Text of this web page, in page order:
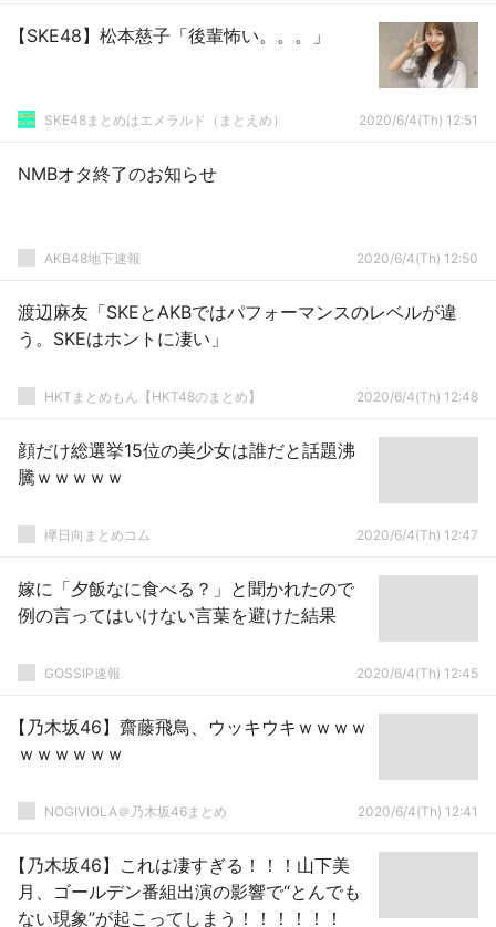
【SKE48】松本慈子「後輩怖い。。。」
SKE48まとめはエメラルド（まとえめ） 2020/6/4(Th) 12:51
NMBオタ終了のお知らせ
AKB48地下速報 2020/6/4(Th) 12:50
渡辺麻友「SKEとAKBではパフォーマンスのレベルが違
う。SKEはホントに凄い」
HKTまとめもん【HKT48のまとめ】 2020/6/4(Th) 12:48
顔だけ総選挙15位の美少女は誰だと話題沸
騰ｗｗｗｗｗ
欅日向まとめコム 2020/6/4(Th) 12:47
嫁に「夕飯なに食べる？」と聞かれたので
例の言ってはいけない言葉を避けた結果
GOSSIP速報 2020/6/4(Th) 12:45
【乃木坂46】齋藤飛鳥、ウッキウキｗｗｗｗ
ｗｗｗｗｗｗ
NOGIVIOLA＠乃木坂46まとめ 2020/6/4(Th) 12:41
【乃木坂46】これは凄すぎる！！！山下美
月、ゴールデン番組出演の影響で“とんでも
ない現象”が起こってしまう！！！！！！